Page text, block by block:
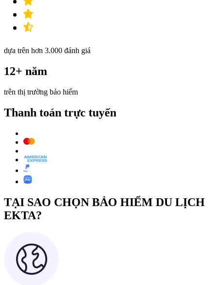
dựa trên hơn 3.000 đánh giá
12+ năm
trên thị trường bảo hiểm
Thanh toán trực tuyến
TẠI SAO CHỌN BẢO HIỂM DU LỊCH
EKTA?